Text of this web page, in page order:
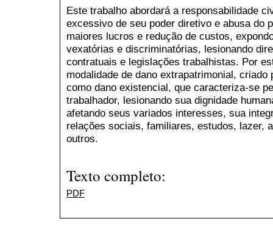
Este trabalho abordará a responsabilidade
excessivo de seu poder diretivo e abusa do
maiores lucros e redução de custos,
vexatórias e discriminatórias, lesionando
contratuais e legislações trabalhistas. Por
modalidade de dano extrapatrimonial,
como dano existencial, que caracteriza-se
trabalhador, lesionando sua dignidade
afetando seus variados interesses, sua
relações sociais, familiares, estudos, lazer,
outros.
Texto completo:
PDF